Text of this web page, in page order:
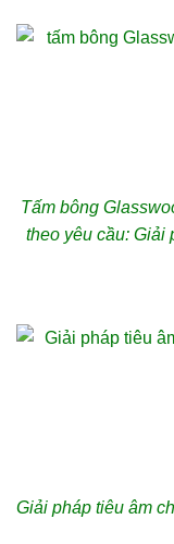
Tấm bông
theo yêu cầu: Giải
Giải pháp tiêu âm